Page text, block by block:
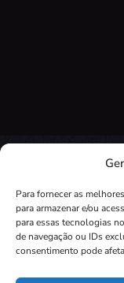
Para fornecer as
para armazenar e/ou
para essas tecnologias
de navegação ou IDs
consentimento pode
Encontraremos